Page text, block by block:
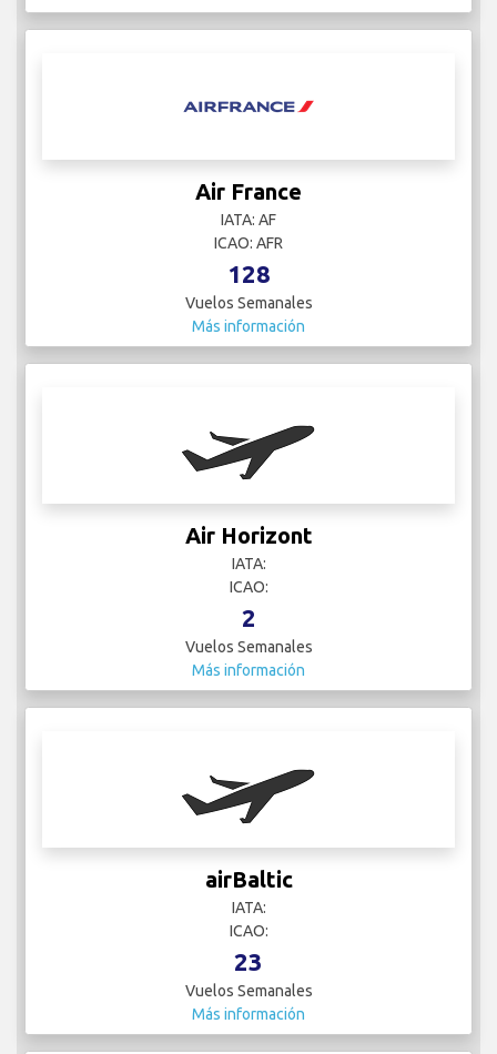
Air France
IATA: AF
ICAO: AFR
128
Vuelos Semanales
Más información
Air Horizont
IATA:
ICAO:
2
Vuelos Semanales
Más información
airBaltic
IATA:
ICAO:
23
Vuelos Semanales
Más información